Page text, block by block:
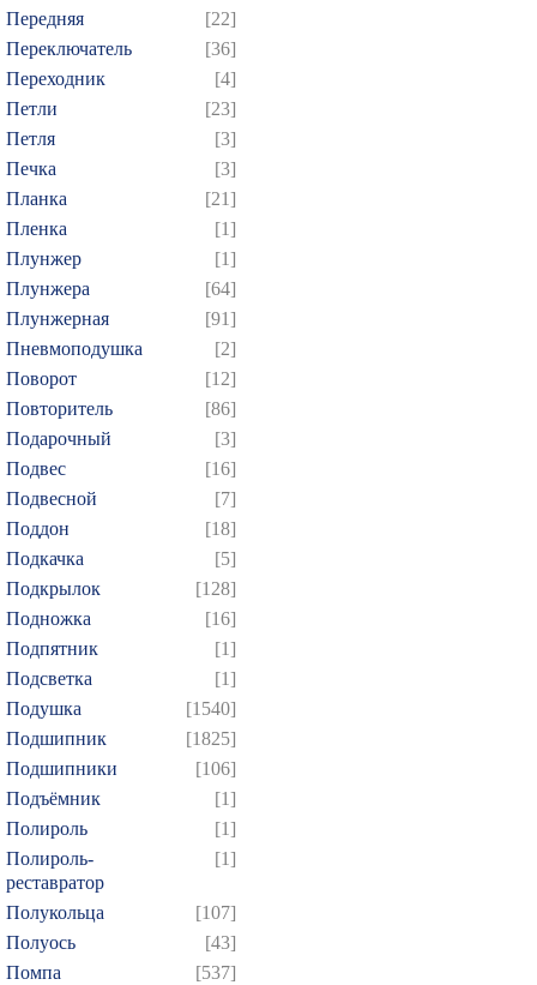
Передняя
[22]
Переключатель
[36]
Переходник
[4]
Петли
[23]
Петля
[3]
Печка
[3]
Планка
[21]
Пленка
[1]
Плунжер
[1]
Плунжера
[64]
Плунжерная
[91]
Пневмоподушка
[2]
Поворот
[12]
Повторитель
[86]
Подарочный
[3]
Подвес
[16]
Подвесной
[7]
Поддон
[18]
Подкачка
[5]
Подкрылок
[128]
Подножка
[16]
Подпятник
[1]
Подсветка
[1]
Подушка
[1540]
Подшипник
[1825]
Подшипники
[106]
Подъёмник
[1]
Полироль
[1]
Полироль-
реставратор
[1]
Полукольца
[107]
Полуось
[43]
Помпа
[537]